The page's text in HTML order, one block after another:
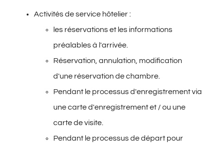
Activités de service hôtelier :
les réservations et les informations
préalables à l'arrivée.
Réservation, annulation, modification
d'une réservation de chambre.
Pendant le processus d'enregistrement via
une carte d'enregistrement et / ou une
carte de visite.
Pendant le processus de départ pour